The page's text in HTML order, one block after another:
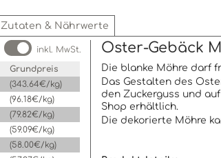
Zutaten & Nährwerte
inkl. MwSt.
Grundpreis
(343.64€/kg)
(96.18€/kg)
(79.82€/kg)
(59.09€/kg)
(58.00€/kg)
Oster-Gebäck
Die blanke Möhre darf
Das Gestalten des
den Zuckerguss und
Shop erhältlich.
Die dekorierte Möhre